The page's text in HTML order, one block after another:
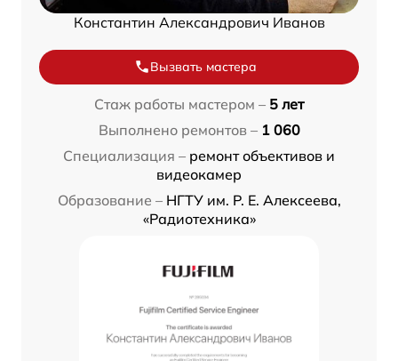
Константин Александрович Иванов
Вызвать мастера
Стаж работы мастером – 5 лет
Выполнено ремонтов – 1 060
Специализация – ремонт объективов и
видеокамер
Образование – НГТУ им. Р. Е. Алексеева,
«Радиотехника»